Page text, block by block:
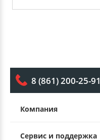
8 (861) 200-25-91
Компания
Сервис и поддержка